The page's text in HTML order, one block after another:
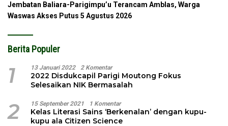
Jembatan Baliara-Parigimpu’u Terancam Amblas, Warga
Waswas Akses Putus 5 Agustus 2026
Berita Populer
1 13 Januari 2022 2 Komentar
2022 Disdukcapil Parigi Moutong Fokus
Selesaikan NIK Bermasalah
2 15 September 2021 1 Komentar
Kelas Literasi Sains ‘Berkenalan’ dengan kupu-
kupu ala Citizen Science